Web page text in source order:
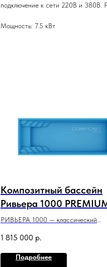
подключение к сети 220В и 380В.
Мощность: 7.5 кВт
Композитный бассейн
Ривьера 1000
РИВЬЕРА 1000 — классический
сдержанным стилем и максимальной
полезной площадью.
10 м x 3,6 м x 1,5 м
1 815 000 р.
Подробнее